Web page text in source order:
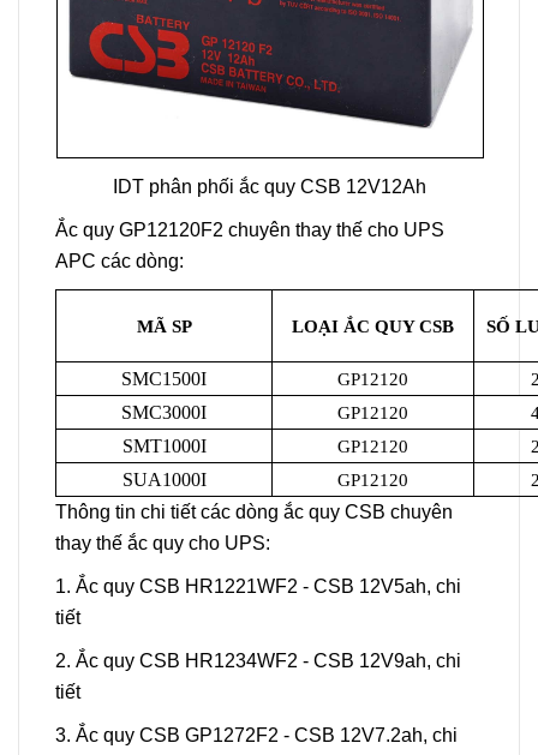
IDT phân phối ắc quy CSB 12V12Ah
Ắc quy GP12120F2 chuyên thay thế cho UPS
APC các dòng:
MÃ SP LOẠI ẮC QUY CSB SỐ
SMC1500I GP12120
SMC3000I GP12120
SMT1000I GP12120
SUA1000I GP12120
Thông tin chi tiết các dòng ắc quy CSB chuyên
thay thế ắc quy cho UPS:
1. Ắc quy CSB HR1221WF2 - CSB 12V5ah, chi
tiết
2. Ắc quy CSB HR1234WF2 - CSB 12V9ah, chi
tiết
3. Ắc quy CSB GP1272F2 - CSB 12V7.2ah, chi